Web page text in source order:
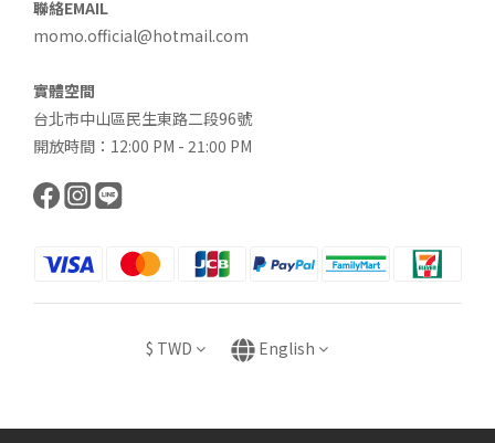
聯絡EMAIL
momo.official@hotmail.com
實體空間
台北市中山區民生東路二段96號
開放時間：12:00 PM - 21:00 PM
$ TWD English